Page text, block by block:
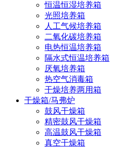
恒温恒湿培养箱
光照培养箱
人工气候培养箱
二氧化碳培养箱
电热恒温培养箱
隔水式恒温培养箱
厌氧培养箱
热空气消毒箱
干燥培养两用箱
干燥箱/马弗炉
鼓风干燥箱
精密鼓风干燥箱
高温鼓风干燥箱
真空干燥箱